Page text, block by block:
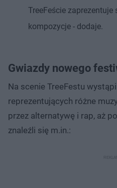
TreeFeście zaprezentuje
kompozycje - dodaje.
Gwiazdy nowego
Na scenie TreeFestu
reprezentujących różne
przez alternatywę i rap, aż
znaleźli się m.in.: